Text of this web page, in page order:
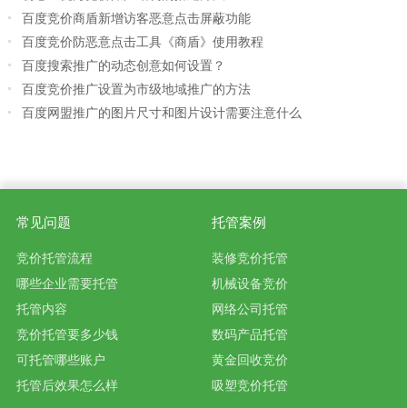
百度竞价商盾新增访客恶意点击屏蔽功能
百度竞价防恶意点击工具《商盾》使用教程
百度搜索推广的动态创意如何设置？
百度竞价推广设置为市级地域推广的方法
百度网盟推广的图片尺寸和图片设计需要注意什么
常见问题
竞价托管流程
哪些企业需要托管
托管内容
竞价托管要多少钱
可托管哪些账户
托管后效果怎么样
托管案例
装修竞价托管
机械设备竞价
网络公司托管
数码产品托管
黄金回收竞价
吸塑竞价托管